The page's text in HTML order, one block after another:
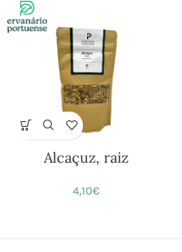
Alcaçuz, raiz
4,10€